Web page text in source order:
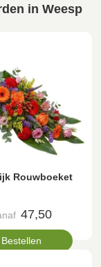
in Weesp
Rouwboeket
47,50
Bestellen